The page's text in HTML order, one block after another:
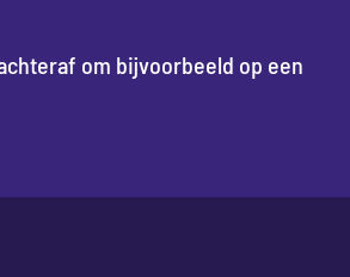
om bijvoorbeeld op een